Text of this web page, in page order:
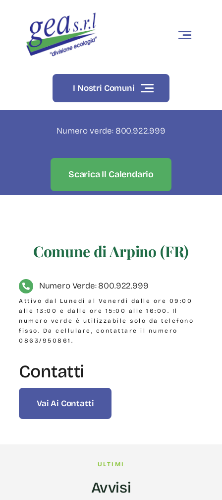
I Nostri Comuni
Numero verde: 800.922.999
Scarica Il Calendario
Comune di Arpino (FR)
Numero Verde: 800.922.999
Attivo dal Lunedì al Venerdì dalle ore 09:00
alle 13:00 e dalle ore 15:00 alle 16:00. Il
numero verde è utilizzabile solo da telefono
fisso. Da cellulare, contattare il numero
0863/950861.
Contatti
Vai Ai Contatti
ULTIMI
Avvisi